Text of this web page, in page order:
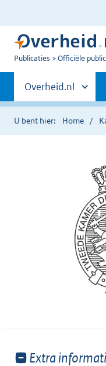
U
Publicaties Officiële
Primaire
navigatie
Andere
sites
binnen
Overheid.nl
U bent hier: Home
Toon
Extra